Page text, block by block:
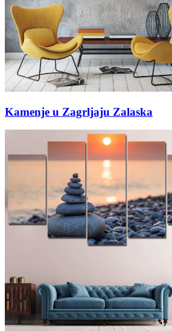
Kamenje u Zagrljaju Zalaska